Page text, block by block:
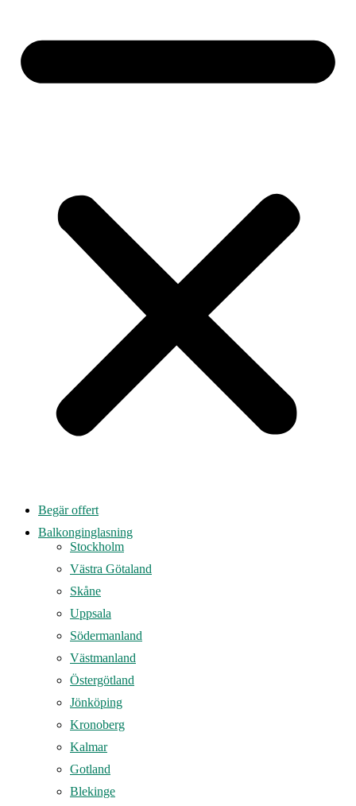
Begär offert
Balkonginglasning
Stockholm
Västra Götaland
Skåne
Uppsala
Södermanland
Västmanland
Östergötland
Jönköping
Kronoberg
Kalmar
Gotland
Blekinge